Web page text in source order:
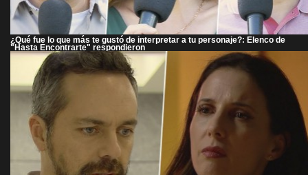
¿Qué fue lo que más te gustó de interpretar a tu personaje?: Elenco de
"Hasta Encontrarte" respondieron